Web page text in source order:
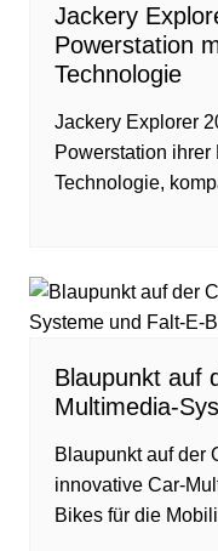
Jackery
Powerstation
Technologie
Jackery Explorer
Powerstation
Technologie,
Blaupunkt auf
Multimedia-
Blaupunkt auf der
innovative Car-
Bikes für die